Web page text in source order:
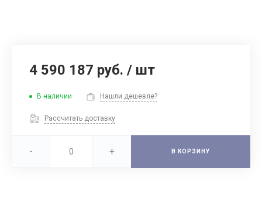
4 590 187 руб. / шт
В наличии Нашли дешевле?
Рассчитать доставку
- + В КОРЗИНУ